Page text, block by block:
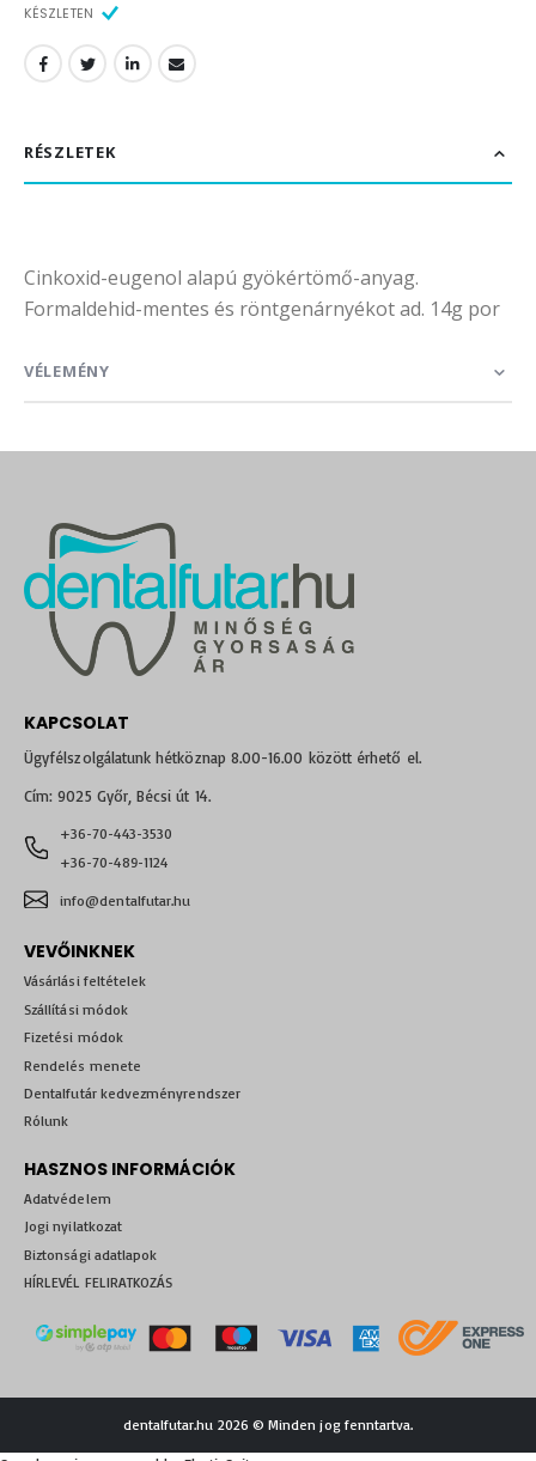
KÉSZLETEN
RÉSZLETEK
Cinkoxid-eugenol alapú gyökértömő-anyag.
Formaldehid-mentes és röntgenárnyékot ad. 14g por
VÉLEMÉNY
KAPCSOLAT
Ügyfélszolgálatunk hétköznap 8.00-16.00 között érhető el.
Cím: 9025 Győr, Bécsi út 14.
+36-70-443-3530
+36-70-489-1124
info@dentalfutar.hu
VEVŐINKNEK
Vásárlási feltételek
Szállítási módok
Fizetési módok
Rendelés menete
Dentalfutár kedvezményrendszer
Rólunk
HASZNOS INFORMÁCIÓK
Adatvédelem
Jogi nyilatkozat
Biztonsági adatlapok
HÍRLEVÉL FELIRATKOZÁS
dentalfutar.hu 2026 © Minden jog fenntartva.